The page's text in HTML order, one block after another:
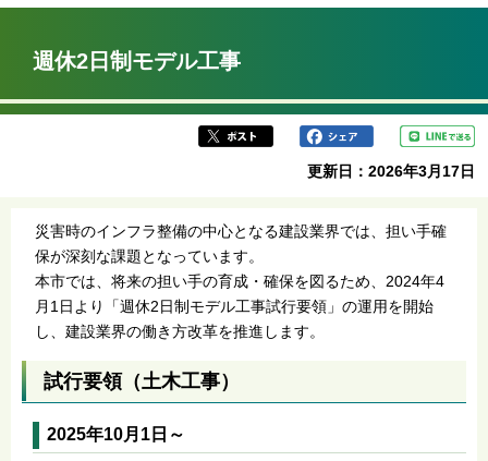
か
週休2日制モデル工事
更新日：2026年3月17日
災害時のインフラ整備の中心となる建設業界では、担い手確
保が深刻な課題となっています。
本市では、将来の担い手の育成・確保を図るため、2024年4
月1日より「週休2日制モデル工事試行要領」の運用を開始
し、建設業界の働き方改革を推進します。
試行要領（土木工事）
2025年10月1日～